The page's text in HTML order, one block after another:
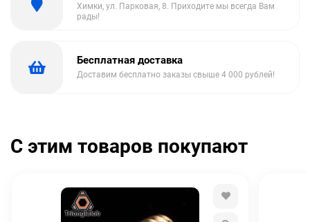
Химки, ул. Парковая, 8. Приходите мы всегда Вам
рады!
Бесплатная доставка
Доставим бесплатно заказы свыше 4 000 рублей!
С этим товаров покупают